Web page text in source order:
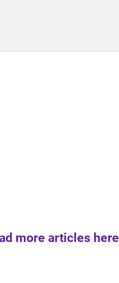
more articles here